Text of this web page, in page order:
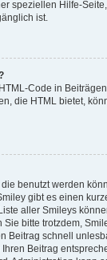
speziellen Hilfe-
ist.
Code in
die HTML bietet,
benutzt werden
gibt es einen
aller Smileys
Sie bitte trotzdem,
Beitrag schnell
Beitrag